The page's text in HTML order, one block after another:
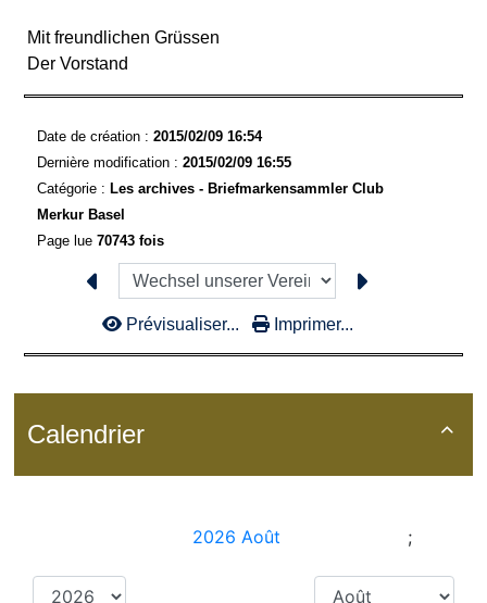

Calendrier
Mit freundlichen Grüssen
Der Vorstand
Date de création : 2015/02/09 16:54
Dernière modification : 2015/02/09 16:55
Catégorie : Les archives - Briefmarkensammler Club
Merkur Basel
Page lue 70743 fois
Prévisualiser... Imprimer...